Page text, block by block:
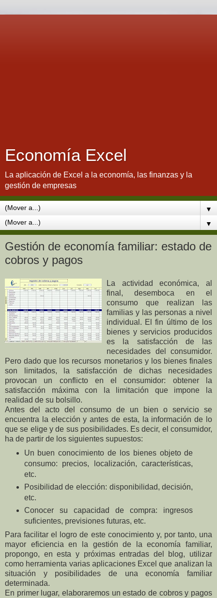
Economía Excel
La aplicación de Excel a la economía, las finanzas y la
gestión de empresas
▼
▼
Gestión de economía familiar: estado de
cobros y pagos
La actividad económica, al
final, desemboca en el
consumo que realizan las
familias y las personas a nivel
individual. El fin último de los
bienes y servicios producidos
es la satisfacción de las
necesidades del consumidor.
Pero dado que los recursos monetarios y los bienes finales
son limitados, la satisfacción de dichas necesidades
provocan un conflicto en el consumidor: obtener la
satisfacción máxima con la limitación que impone la
realidad de su bolsillo.
Antes del acto del consumo de un bien o servicio se
encuentra la elección y antes de esta, la información de lo
que se elige y de sus posibilidades. Es decir, el consumidor,
ha de partir de los siguientes supuestos:
Un buen conocimiento de los bienes objeto de
consumo: precios, localización, características,
etc.
Posibilidad de elección: disponibilidad, decisión,
etc.
Conocer su capacidad de compra: ingresos
suficientes, previsiones futuras, etc.
Para facilitar el logro de este conocimiento y, por tanto, una
mayor eficiencia en la gestión de la economía familiar,
propongo, en esta y próximas entradas del blog, utilizar
como herramienta varias aplicaciones Excel que analizan la
situación y posibilidades de una economía familiar
determinada.
En primer lugar, elaboraremos un estado de cobros y pagos